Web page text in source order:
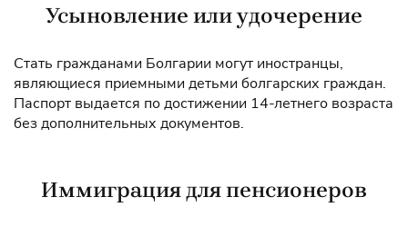
Усыновление или удочерение
Стать гражданами Болгарии могут иностранцы,
являющиеся приемными детьми болгарских граждан.
Паспорт выдается по достижении 14-летнего возраста
без дополнительных документов.
Иммиграция для пенсионеров